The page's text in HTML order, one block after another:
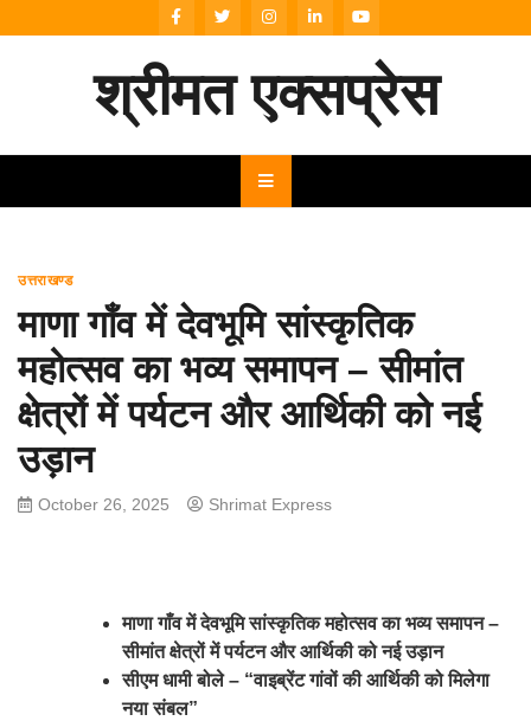
to
श्रीमत एक्सप्रेस
उत्तराखण्ड
माणा गाँव में देवभूमि सांस्कृतिक
महोत्सव का भव्य समापन – सीमांत
क्षेत्रों में पर्यटन और आर्थिकी को नई
उड़ान
October 26, 2025 Shrimat Express
माणा गाँव में देवभूमि सांस्कृतिक महोत्सव का भव्य समापन –
सीमांत क्षेत्रों में पर्यटन और आर्थिकी को नई उड़ान
सीएम धामी बोले – “वाइब्रेंट गांवों की आर्थिकी को मिलेगा
नया संबल”